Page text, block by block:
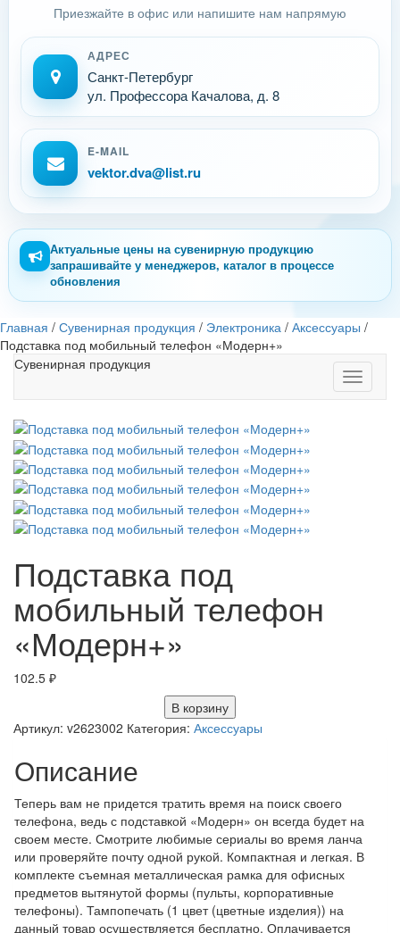
Приезжайте в офис или напишите нам напрямую
АДРЕС
Санкт-Петербург
ул. Профессора Качалова, д. 8
E-MAIL
vektor.dva@list.ru
Актуальные цены на сувенирную продукцию
запрашивайте у менеджеров, каталог в процессе
обновления
Главная / Сувенирная продукция / Электроника / Аксессуары /
Подставка под мобильный телефон «Модерн+»
Toggle
Сувенирная продукция
Подставка под
мобильный телефон
«Модерн+»
102.5 ₽
В корзину
Артикул: v2623002 Категория: Аксессуары
Описание
Теперь вам не придется тратить время на поиск своего
телефона, ведь с подставкой «Модерн» он всегда будет на
своем месте. Смотрите любимые сериалы во время ланча
или проверяйте почту одной рукой. Компактная и легкая. В
комплекте съемная металлическая рамка для офисных
предметов вытянутой формы (пульты, корпоративные
телефоны). Тампопечать (1 цвет (цветные изделия)) на
данный товар осуществляется бесплатно. Оплачивается